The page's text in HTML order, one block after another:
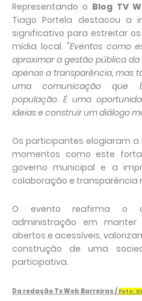
Representando o Blog TV
Tiago Portela destacou a
significativo para estreitar
mídia local. "Eventos como
aproximar a gestão pública
apenas a transparência, mas
uma comunicação que
população. É uma
ideias e construir um diálogo
Os participantes elogiaram
momentos como este
governo municipal e a
colaboração e transparência
O evento reafirma o
administração em
abertos e acessíveis,
construção de uma
participativa.
Da redação Tv Web Barreiras / Foto: